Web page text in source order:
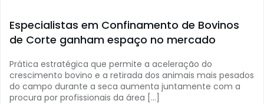
Especialistas em Confinamento de Bovinos
de Corte ganham espaço no mercado
Prática estratégica que permite a aceleração do
crescimento bovino e a retirada dos animais mais pesados
do campo durante a seca aumenta juntamente com a
procura por profissionais da área […]